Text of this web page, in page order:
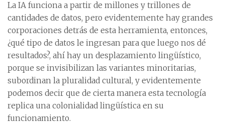
La IA funciona a partir de millones y trillones de
cantidades de datos, pero evidentemente hay grandes
corporaciones detrás de esta herramienta, entonces,
¿qué tipo de datos le ingresan para que luego nos dé
resultados?, ahí hay un desplazamiento lingüístico,
porque se invisibilizan las variantes minoritarias,
subordinan la pluralidad cultural, y evidentemente
podemos decir que de cierta manera esta tecnología
replica una colonialidad lingüística en su
funcionamiento.